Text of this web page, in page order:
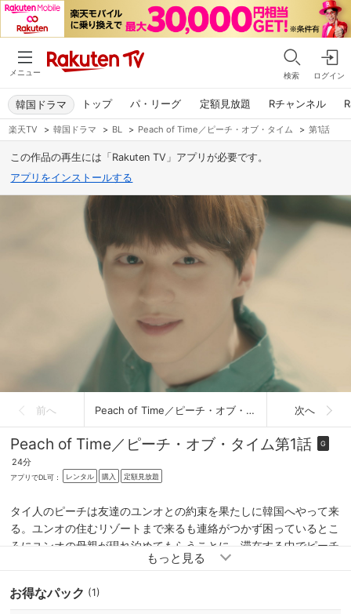
メニュー 検索 ログイン
トップ パ・リーグ 定額見放題 Rチャンネル
韓国ドラマ
楽天TV > 韓国ドラマ > BL > Peach of Time／ピーチ・オブ・タイム > 第1話
この作品の再生には「Rakuten TV」アプリが必要です。
アプリをインストールする
前へ Peach of Time／ピーチ・オブ・タイム 次へ
Peach of Time／ピーチ・オブ・タイム第1話 G
24分
アプリでDL可： レンタル 購入 定額見放題
タイ人のピーチは友達のユンオとの約束を果たしに韓国へやって来
る。ユンオの住むリゾートまで来るも連絡がつかず困っているとこ
ろにユンオの母親が現れ泊めてもらうことに。滞在する中でピーチ
はユンオとユンオの母親の仲が悪いことを知る。ピーチは仲直りし
お得なパック (1)